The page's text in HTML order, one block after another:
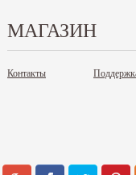
МАГАЗИН
Контакты